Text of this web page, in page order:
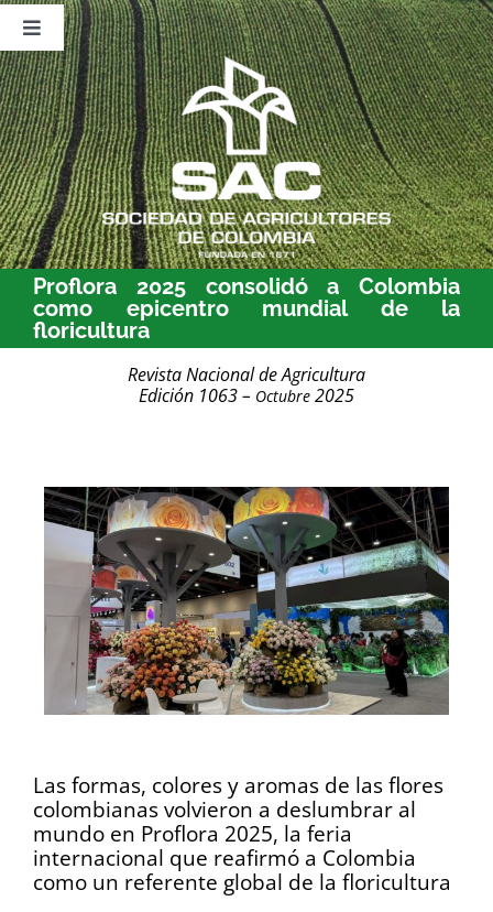
Saltar
contenido
Toggle
Navigation
Nosotros
Publicaciones
Sala de Prensa
Eventos
Proflora 2025 consolidó a Colombia
como epicentro mundial de la
floricultura
Revista Nacional de Agricultura
Edición 1063 – Octubre 2025
Las formas, colores y aromas de las flores
colombianas volvieron a deslumbrar al
mundo en Proflora 2025, la feria
internacional que reafirmó a Colombia
como un referente global de la floricultura